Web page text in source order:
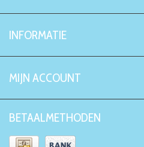
INFORMATIE
MIJN ACCOUNT
BETAALMETHODEN